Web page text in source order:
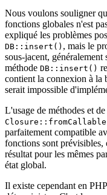
Nous voulons souligner
fonctions globales n'est
expliqué les problèmes
DB::insert() , mais le
sous-jacent,
méthode DB::insert()
contient la connexion à la
serait impossible
L'usage de méthodes et
parfaitement compatible
fonctions sont prévisibles,
résultat pour les mêmes
état global.
Il existe cependant en